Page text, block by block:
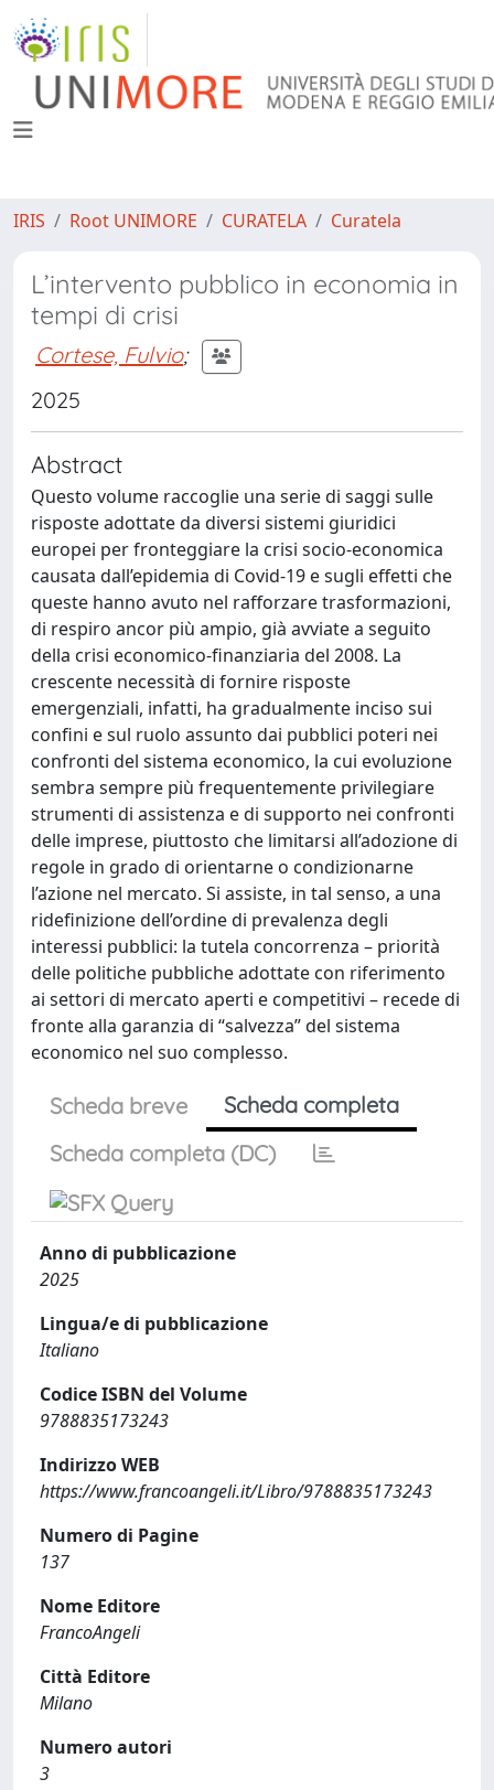
IRIS Root UNIMORE CURATELA Curatela
L’intervento pubblico in economia in
tempi di crisi
Cortese, Fulvio;
2025
Abstract
Questo volume raccoglie una serie di saggi sulle
risposte adottate da diversi sistemi giuridici
europei per fronteggiare la crisi socio-economica
causata dall’epidemia di Covid-19 e sugli effetti che
queste hanno avuto nel rafforzare trasformazioni,
di respiro ancor più ampio, già avviate a seguito
della crisi economico-finanziaria del 2008. La
crescente necessità di fornire risposte
emergenziali, infatti, ha gradualmente inciso sui
confini e sul ruolo assunto dai pubblici poteri nei
confronti del sistema economico, la cui evoluzione
sembra sempre più frequentemente privilegiare
strumenti di assistenza e di supporto nei confronti
delle imprese, piuttosto che limitarsi all’adozione di
regole in grado di orientarne o condizionarne
l’azione nel mercato. Si assiste, in tal senso, a una
ridefinizione dell’ordine di prevalenza degli
interessi pubblici: la tutela concorrenza – priorità
delle politiche pubbliche adottate con riferimento
ai settori di mercato aperti e competitivi – recede di
fronte alla garanzia di “salvezza” del sistema
economico nel suo complesso.
Scheda breve
Scheda completa
Scheda completa (DC)
Anno di pubblicazione
2025
Lingua/e di pubblicazione
Italiano
Codice ISBN del Volume
9788835173243
Indirizzo WEB
https://www.francoangeli.it/Libro/9788835173243
Numero di Pagine
137
Nome Editore
FrancoAngeli
Città Editore
Milano
Numero autori
3